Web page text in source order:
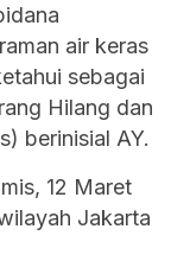
air keras
sebagai
Hilang dan
berinisial AY.
12 Maret
Jakarta